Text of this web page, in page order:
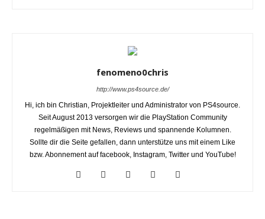
fenomeno0chris
http://www.ps4source.de/
Hi, ich bin Christian, Projektleiter und Administrator von PS4source.
Seit August 2013 versorgen wir die PlayStation Community
regelmäßigen mit News, Reviews und spannende Kolumnen.
Sollte dir die Seite gefallen, dann unterstütze uns mit einem Like
bzw. Abonnement auf facebook, Instagram, Twitter und YouTube!